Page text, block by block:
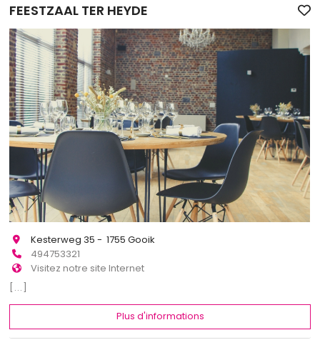
FEESTZAAL TER HEYDE
Kesterweg 35 - 1755 Gooik
494753321
Visitez notre site Internet
[...]
Plus d'informations